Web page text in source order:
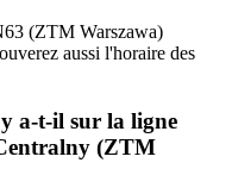
(ZTM Warszawa)
aussi l'horaire des
a-t-il sur la ligne
(ZTM